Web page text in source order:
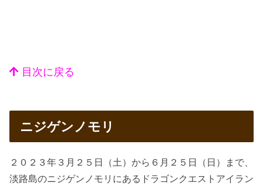
目次に戻る
ニジゲンノモリ
２０２３年３月２５日（土）から６月２５日（日）まで、
淡路島のニジゲンノモリにあるドラゴンクエストアイラン